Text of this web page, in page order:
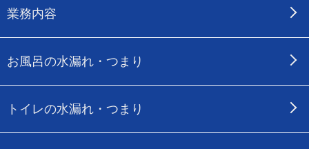
業務内容
お風呂の水漏れ・つまり
トイレの水漏れ・つまり